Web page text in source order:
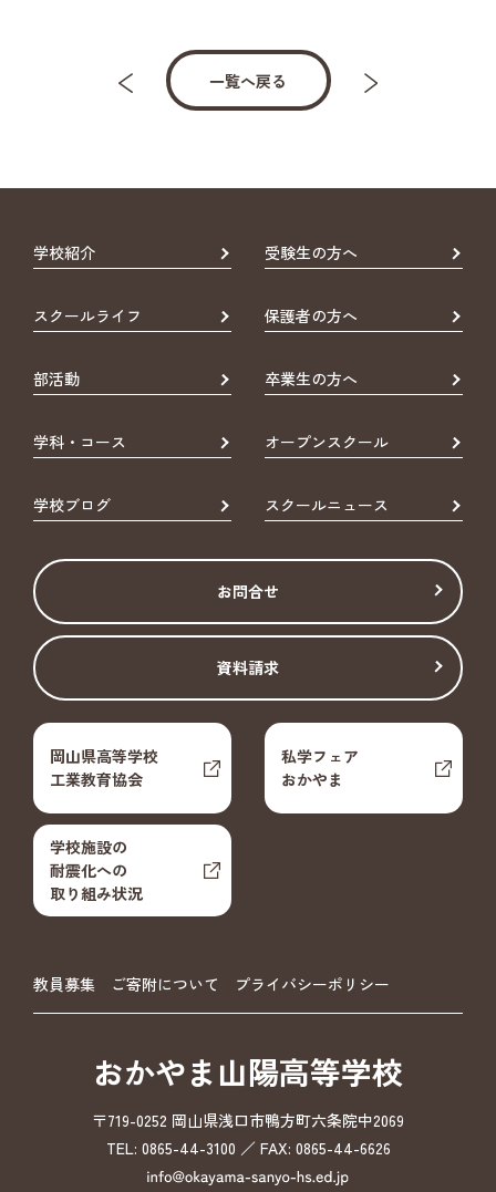
一覧へ戻る
学校紹介 受験生の方へ
スクールライフ 保護者の方へ
部活動 卒業生の方へ
学科・コース オープンスクール
学校ブログ スクールニュース
お問合せ
資料請求
岡山県高等学校
工業教育協会
私学フェア
おかやま
学校施設の
耐震化への
取り組み状況
教員募集 ご寄附について プライバシーポリシー
おかやま山陽高等学校
〒719-0252 岡山県浅口市鴨方町六条院中2069
TEL: 0865-44-3100 ／ FAX: 0865-44-6626